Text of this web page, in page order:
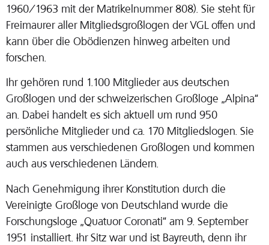
1960/1963 mit der Matrikelnummer 808). Sie steht für
Freimaurer aller Mitgliedsgroßlogen der VGL offen und
kann über die Obödienzen hinweg arbeiten und
forschen.
Ihr gehören rund 1.100 Mitglieder aus deutschen
Großlogen und der schweizerischen Großloge „Alpina“
an. Dabei handelt es sich aktuell um rund 950
persönliche Mitglieder und ca. 170 Mitgliedslogen. Sie
stammen aus verschiedenen Großlogen und kommen
auch aus verschiedenen Ländern.
Nach Genehmigung ihrer Konstitution durch die
Vereinigte Großloge von Deutschland wurde die
Forschungsloge „Quatuor Coronati“ am 9. September
1951 installiert. Ihr Sitz war und ist Bayreuth, denn ihr